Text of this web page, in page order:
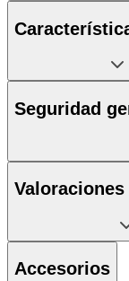
Seguridad
Accesorios